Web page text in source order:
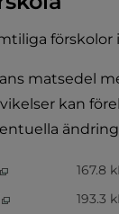
matsedel
kan
Filnamn
Pdf, 167.8 kB,
167.8
Pdf, 193.3 kB,
193.3